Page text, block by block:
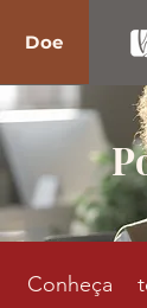
Doe
Conheça